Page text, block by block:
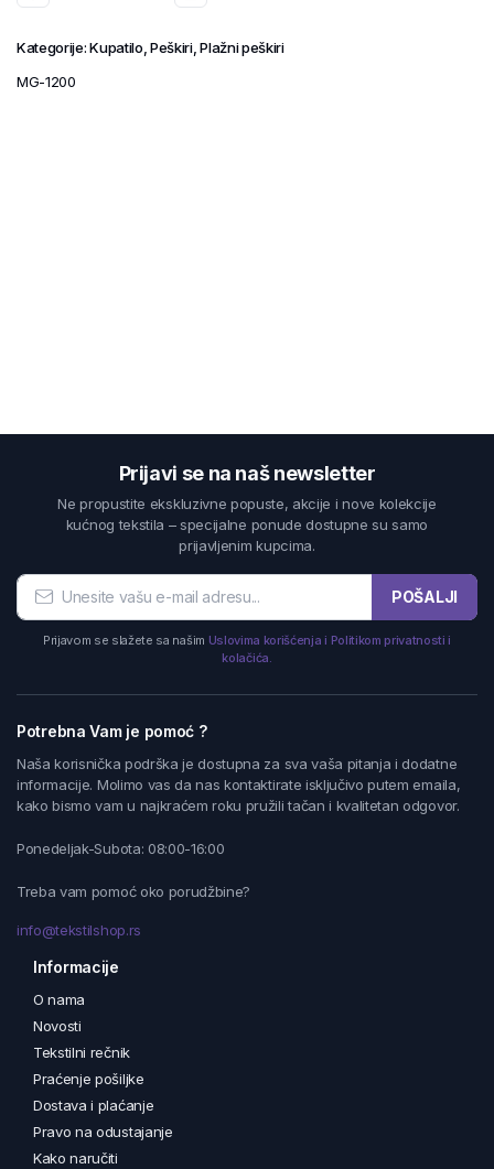
Kategorije:Kupatilo Peškiri,Plažni peškiri
MG-1200
Prijavi se na naš newsletter
Ne propustite ekskluzivne popuste, akcije i nove kolekcije
kućnog tekstila – specijalne ponude dostupne su samo
prijavljenim kupcima.
POŠALJI
Prijavom se slažete sa našim Uslovima korišćenja i Politikom privatnosti i
kolačića.
Potrebna Vam je pomoć ?
Naša korisnička podrška je dostupna za sva vaša pitanja i dodatne
informacije. Molimo vas da nas kontaktirate isključivo putem emaila,
kako bismo vam u najkraćem roku pružili tačan i kvalitetan odgovor.
Ponedeljak-Subota: 08:00-16:00
Treba vam pomoć oko porudžbine?
info@tekstilshop.rs
Informacije
O nama
Novosti
Tekstilni rečnik
Praćenje pošiljke
Dostava i plaćanje
Pravo na odustajanje
Kako naručiti